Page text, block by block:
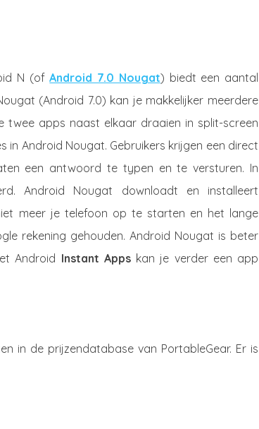
N (ofAndroid 7.0 Nougat) biedt een aantal
(Android 7.0) kan je makkelijker meerdere
apps naast elkaar draaien in split-screen
Android Nougat. Gebruikers krijgen een direct
een antwoord te typen en te versturen. In
Android Nougat downloadt en installeert
meer je telefoon op te starten en het lange
rekening gehouden. Android Nougat is beter
Android Instant Appskan je verder een app
in de prijzendatabase van PortableGear. Er is